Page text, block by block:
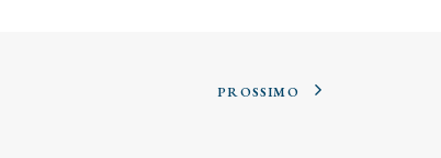
PROSSIMO